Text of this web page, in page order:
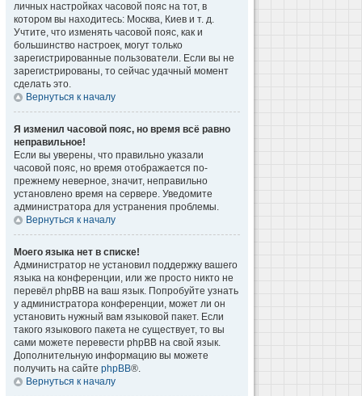
личных настройках часовой пояс на тот, в
котором вы находитесь: Москва, Киев и т. д.
Учтите, что изменять часовой пояс, как и
большинство настроек, могут только
зарегистрированные пользователи. Если вы не
зарегистрированы, то сейчас удачный момент
сделать это.
Вернуться к началу
Я изменил часовой пояс, но время всё равно
неправильное!
Если вы уверены, что правильно указали
часовой пояс, но время отображается по-
прежнему неверное, значит, неправильно
установлено время на сервере. Уведомите
администратора для устранения проблемы.
Вернуться к началу
Моего языка нет в списке!
Администратор не установил поддержку вашего
языка на конференции, или же просто никто не
перевёл phpBB на ваш язык. Попробуйте узнать
у администратора конференции, может ли он
установить нужный вам языковой пакет. Если
такого языкового пакета не существует, то вы
сами можете перевести phpBB на свой язык.
Дополнительную информацию вы можете
получить на сайте phpBB®.
Вернуться к началу